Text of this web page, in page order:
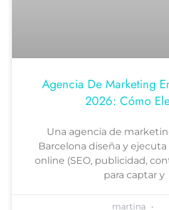
Agencia De Marketing
2026: Cómo
Una agencia de
Barcelona diseña y
online (SEO, publicidad,
para captar y
martina